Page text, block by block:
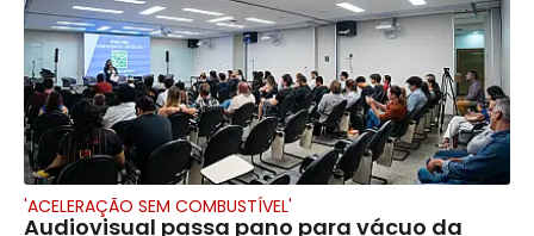
'ACELERAÇÃO SEM COMBUSTÍVEL'
Audiovisual passa pano para vácuo da